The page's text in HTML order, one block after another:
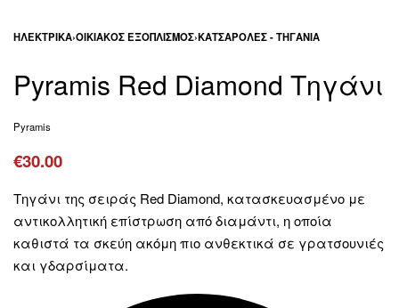
ΗΛΕΚΤΡΙΚΆ›ΟΙΚΙΑΚΌΣ ΕΞΟΠΛΙΣΜΌΣ›ΚΑΤΣΑΡΌΛΕΣ - ΤΗΓΆΝΙΑ
Pyramis Red Diamond Τηγάνι
Pyramis
€30.00
Τηγάνι της σειράς Red Diamond, κατασκευασμένο με
αντικολλητική επίστρωση από διαμάντι, η οποία
καθιστά τα σκεύη ακόμη πιο ανθεκτικά σε γρατσουνιές
και γδαρσίματα.